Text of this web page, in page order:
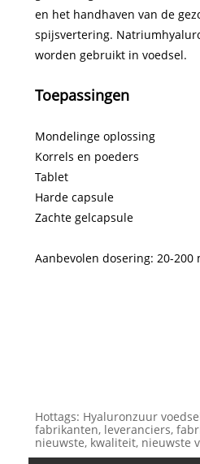
en het handhaven van de
spijsvertering.
worden gebruikt in voedsel.
Toepassingen
Mondelinge oplossing
Korrels en poeders
Tablet
Harde capsule
Zachte gelcapsule
Aanbevolen dosering: 20-200
Hottags: Hyaluronzuur
fabrikanten, leveranciers,
nieuwste, kwaliteit, nieuwste